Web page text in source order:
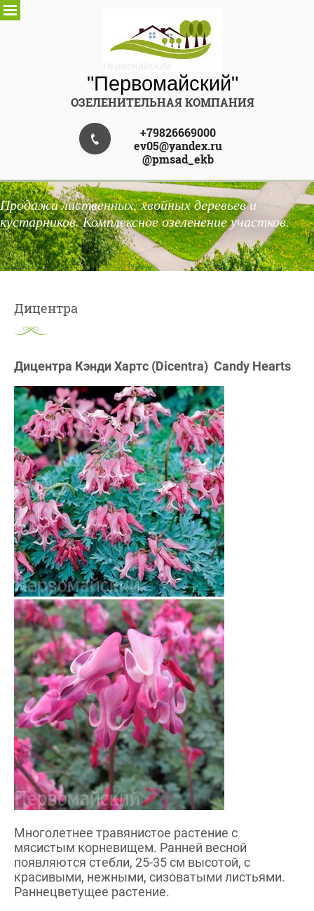
"Первомайский"
ОЗЕЛЕНИТЕЛЬНАЯ КОМПАНИЯ
+79826669000
ev05@yandex.ru
@pmsad_ekb
Продажа лиственных, хвойных деревьев и
кустарников. Комплексное озеленение участков.
Дицентра
Дицентра Кэнди Хартс (Dicentra) Candy Hearts
Многолетнее травянистое растение с
мясистым корневищем. Ранней весной
появляются стебли, 25-35 см высотой, с
красивыми, нежными, сизоватыми листьями.
Раннецветущее растение.